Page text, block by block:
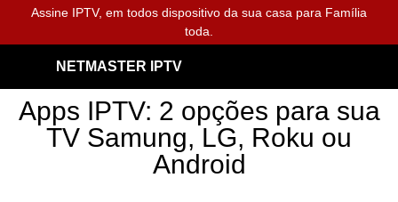
Assine IPTV, em todos dispositivo da sua casa para Família
toda.
NETMASTER IPTV
Apps IPTV: 2 opções para sua
TV Samung, LG, Roku ou
Android